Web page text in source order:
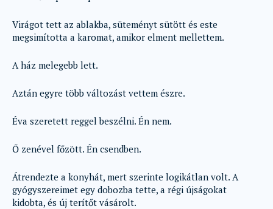
Virágot tett az ablakba, süteményt sütött és este
megsimította a karomat, amikor elment mellettem.
A ház melegebb lett.
Aztán egyre több változást vettem észre.
Éva szeretett reggel beszélni. Én nem.
Ő zenével főzött. Én csendben.
Átrendezte a konyhát, mert szerinte logikátlan volt. A
gyógyszereimet egy dobozba tette, a régi újságokat
kidobta, és új terítőt vásárolt.